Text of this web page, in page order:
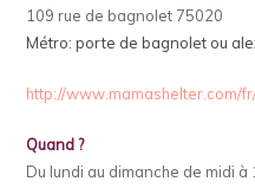
109 rue de bagnolet 75020
Métro: porte de bagnolet ou
http://www.mamashelter.com/
Quand ?
Du lundi au dimanche de midi